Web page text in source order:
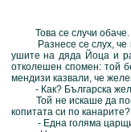
Това се случи обаче.
Разнесе се слух, че ще
ушите на дяда Йоца и
отколешен спомен: той
мендизи казвали, че
- Как? Българска
Той не искаше да
копитата си по
- Една голяма